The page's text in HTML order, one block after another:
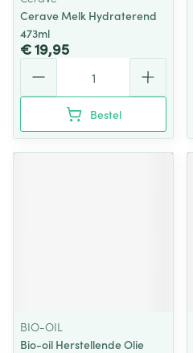
Cerave Melk Hydraterend
473ml
€ 19,95
Bestel
BIO-OIL
Bio-oil Herstellende Olie